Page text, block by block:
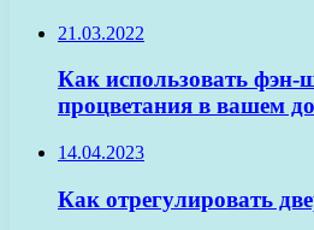
21.03.2022
Как использовать фэн-
процветания в вашем
14.04.2023
Как отрегулировать